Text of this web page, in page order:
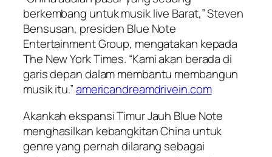
berkembang untuk musik live Barat,” Steven
Bensusan, presiden Blue Note
Entertainment Group, mengatakan kepada
The New York Times. “Kami akan berada di
garis depan dalam membantu membangun
musik itu.”americandreamdrivein.com
Akankah ekspansi Timur Jauh Blue Note
menghasilkan kebangkitan China untuk
genre yang pernah dilarang sebagai